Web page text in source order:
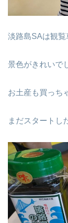
淡路島SAは観
景色がきれいで
お土産も買っち
まだスタートし